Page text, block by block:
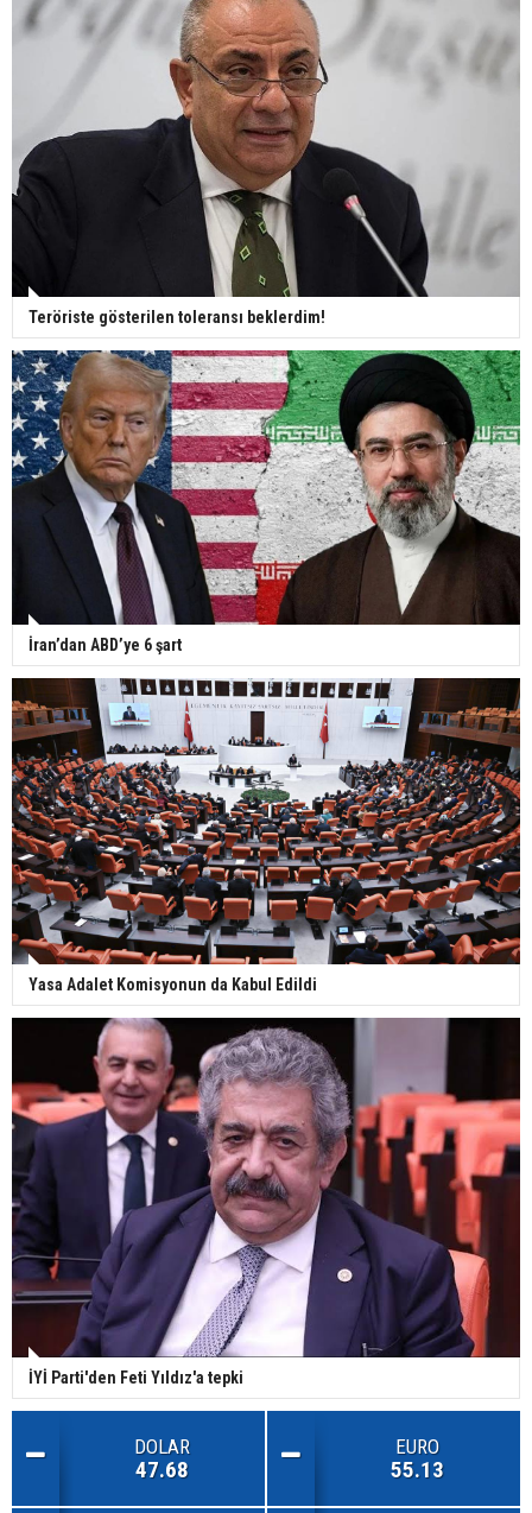
Teröriste gösterilen toleransı beklerdim!
İran’dan ABD’ye 6 şart
Yasa Adalet Komisyonun da Kabul Edildi
İYİ Parti'den Feti Yıldız'a tepki
DOLAR
47.68
EURO
55.13